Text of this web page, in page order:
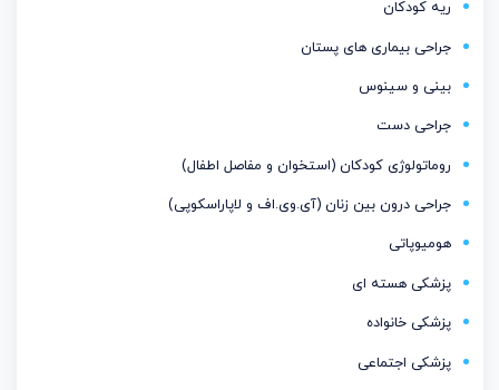
ریه کودکان
جراحی بیماری های پستان
بینی و سینوس
جراحی دست
روماتولوژی کودکان (استخوان و مفاصل اطفال)
جراحی درون بین زنان (آی.وی.اف و لاپاراسکوپی)
هومیوپاتی
پزشکی هسته ای
پزشکی خانواده
پزشکی اجتماعی